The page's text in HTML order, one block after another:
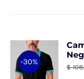
-30%
$